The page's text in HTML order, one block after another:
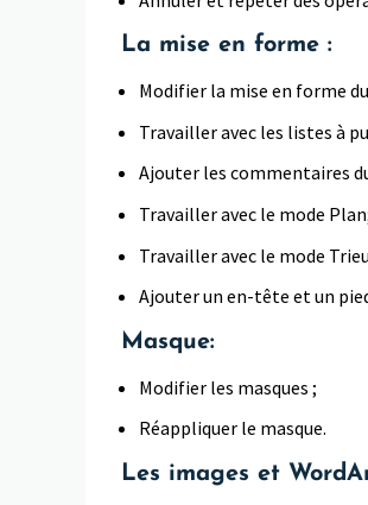
La mise en forme :
Modifier la mise en forme
Travailler avec les listes à
Ajouter les commentaires
Travailler avec le mode
Travailler avec le mode
Ajouter un en-tête et un
Masque:
Modifier les masques ;
Réappliquer le masque.
Les images et